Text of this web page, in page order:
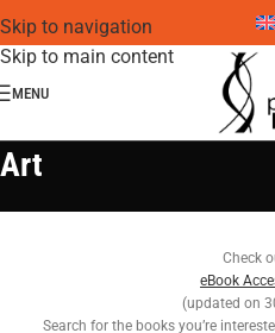
Skip to navigation
Skip to main content
MENU
Art
Check
eBook
(updated on
Search for the books you’re